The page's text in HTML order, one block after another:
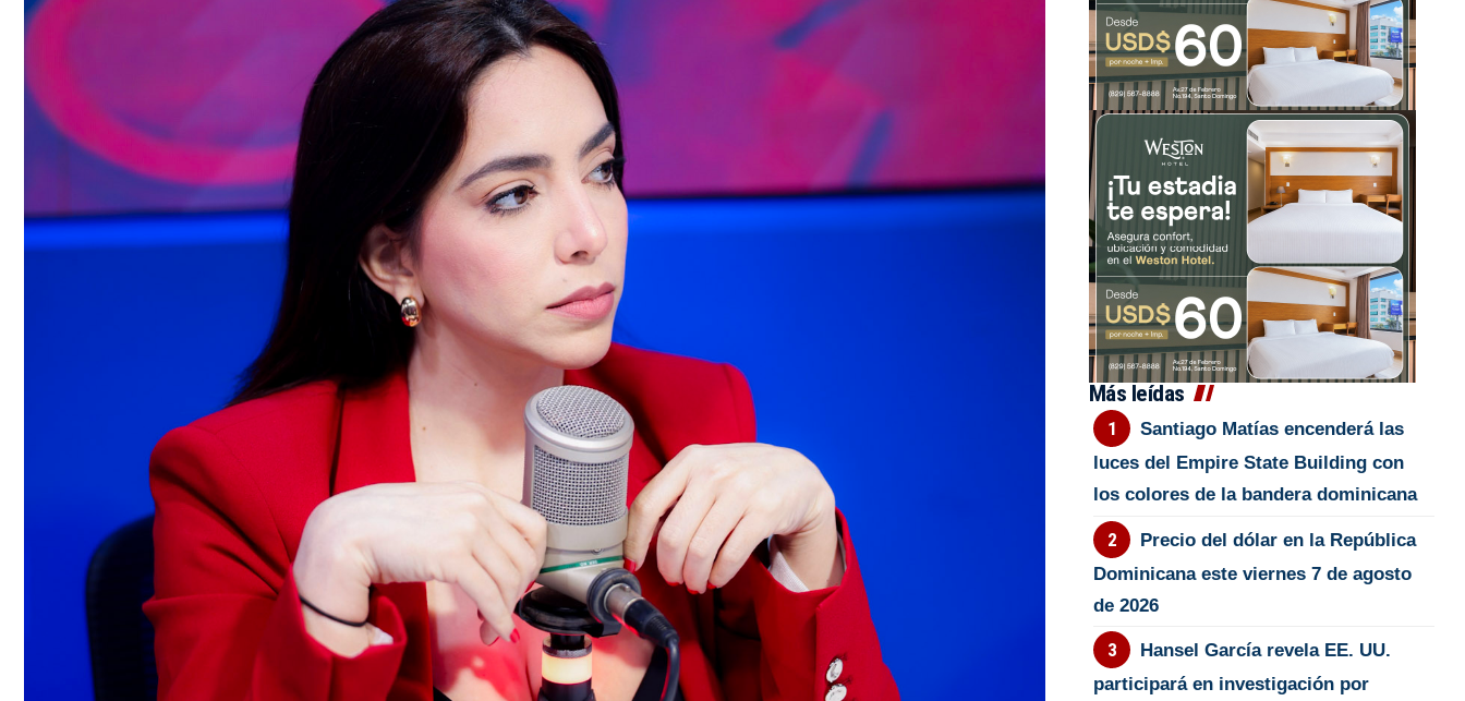
Más leídas
Santiago Matías encenderá las
luces del Empire State Building con
los colores de la bandera dominicana
Precio del dólar en la República
Dominicana este viernes 7 de agosto
de 2026
Hansel García revela EE. UU.
participará en investigación por